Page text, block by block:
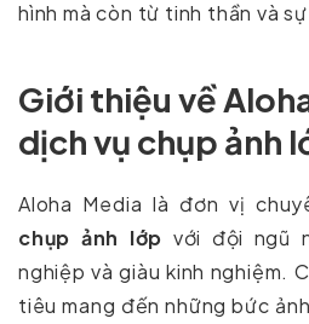
hình mà còn từ tinh thần và
Giới thiệu về
dịch vụ chụp ảnh
Aloha Media là đơn vị
chụp ảnh lớp với đội ngũ
nghiệp và giàu kinh nghiệm.
tiêu mang đến những bức